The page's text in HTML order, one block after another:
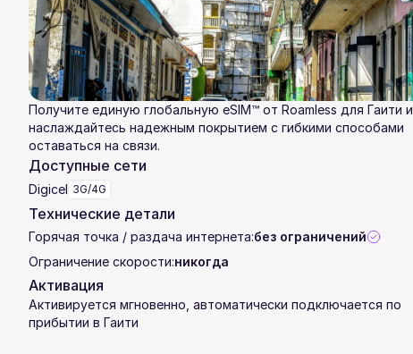
Получите единую глобальную eSIM™ от Roamless для Гаити и
наслаждайтесь надежным покрытием с гибкими способами
оставаться на связи.
Доступные сети
Digicel 3G/4G
Технические детали
Горячая точка / раздача интернета:без ограничений
Ограничение скорости:никогда
Активация
Активируется мгновенно, автоматически подключается по
прибытии в Гаити